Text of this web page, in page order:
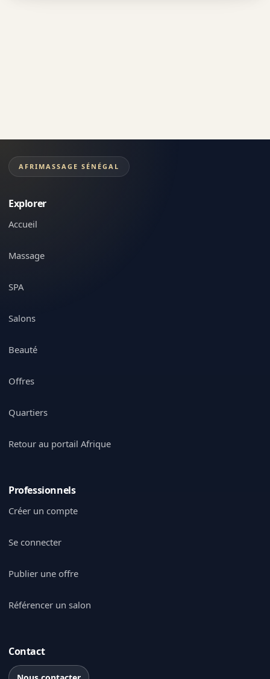
AFRIMASSAGE SÉNÉGAL
Explorer
Accueil
Massage
SPA
Salons
Beauté
Offres
Quartiers
Retour au portail Afrique
Professionnels
Créer un compte
Se connecter
Publier une offre
Référencer un salon
Contact